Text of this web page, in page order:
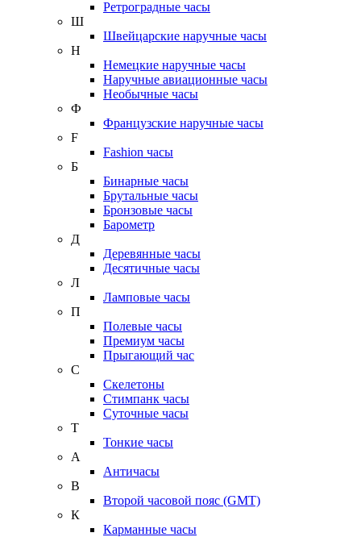
Ретроградные часы
Ш
Швейцарские наручные часы
Н
Немецкие наручные часы
Наручные авиационные часы
Необычные часы
Ф
Французские наручные часы
F
Fashion часы
Б
Бинарные часы
Брутальные часы
Бронзовые часы
Барометр
Д
Деревянные часы
Десятичные часы
Л
Ламповые часы
П
Полевые часы
Премиум часы
Прыгающий час
С
Скелетоны
Стимпанк часы
Суточные часы
Т
Тонкие часы
А
Античасы
В
Второй часовой пояс (GMT)
К
Карманные часы